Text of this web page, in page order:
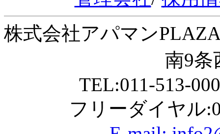
株式会社アパマン
南9条
TEL:011-513-
フリーダイヤル